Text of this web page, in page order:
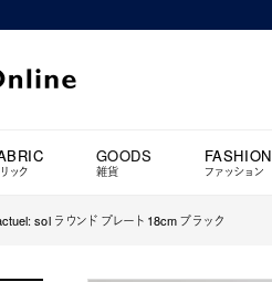
ック
GOODS
雑貨
FASHION
ファッション
sol ラウンド プレート 18cm ブラック